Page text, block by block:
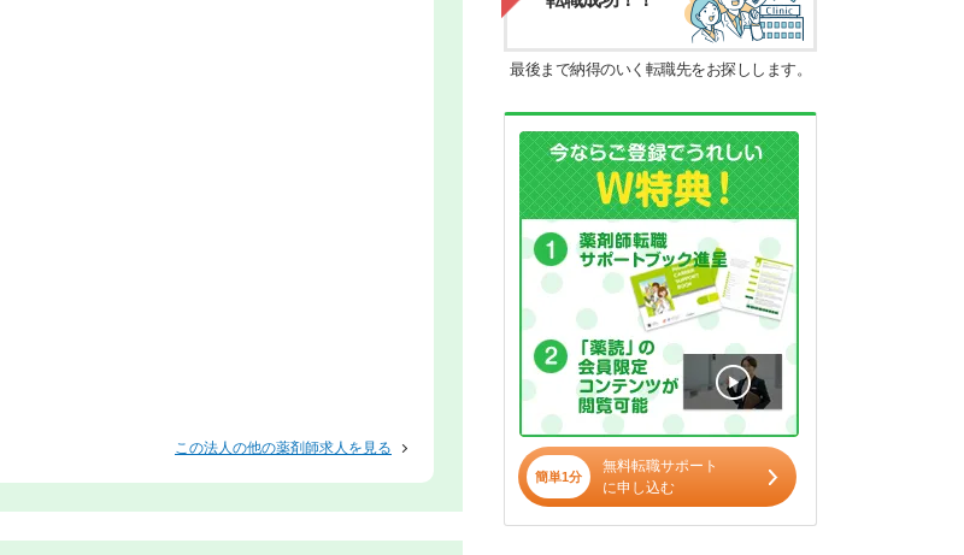
この法人の他の薬剤師求人を見る
最後まで納得のいく転職先をお探しします。
簡単1分
無料転職サポート
に申し込む